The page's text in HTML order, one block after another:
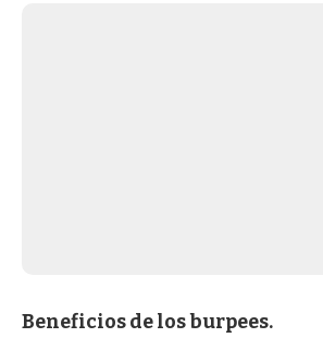
Beneficios de los burpees.